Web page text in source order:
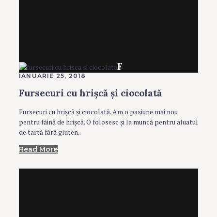
F
IANUARIE 25, 2018
Fursecuri cu hrişcă şi ciocolată
Fursecuri cu hrişcă şi ciocolată. Am o pasiune mai nou
pentru făină de hrişcă. O folosesc şi la muncă pentru aluatul
de tartă fără gluten..
Read More